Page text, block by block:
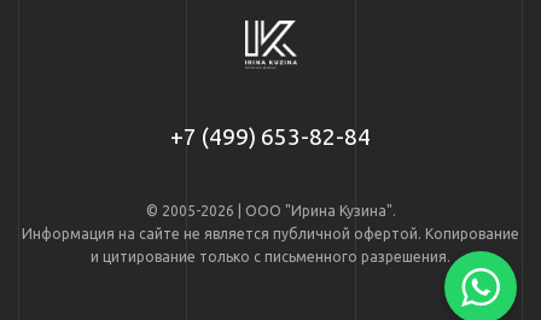
+7 (499) 653-82-84
© 2005-2026 | ООО "Ирина Кузина".
Информация на сайте не является публичной офертой. Копирование
и цитирование только с письменного разрешения.